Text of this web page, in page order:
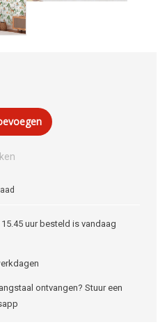
uur besteld is vandaag
ontvangen? Stuur een